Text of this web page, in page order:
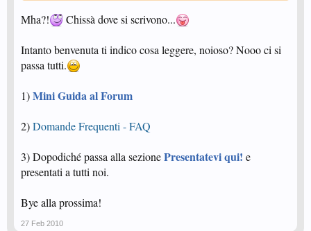
Mha?! Chissà dove si scrivono...
Intanto benvenuta ti indico cosa leggere, noioso? Nooo ci si
passa tutti.
1)Mini Guida al Forum
2)Domande Frequenti - FAQ
3) Dopodiché passa alla sezionePresentatevi qui! e
presentati a tutti noi.
Bye alla prossima!
27 Feb 2010